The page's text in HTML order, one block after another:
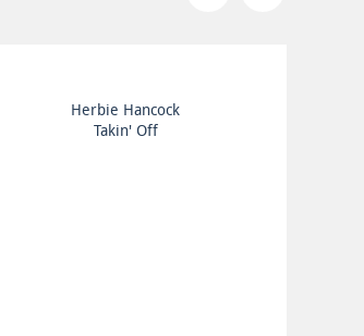
Herbie Hancock
Takin' Off